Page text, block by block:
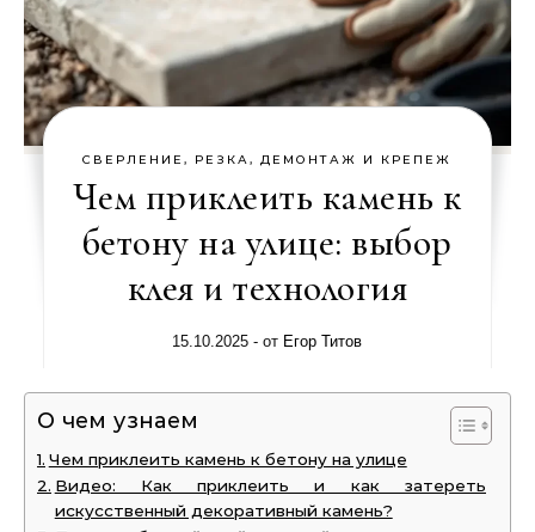
СВЕРЛЕНИЕ, РЕЗКА, ДЕМОНТАЖ И КРЕПЕЖ
Чем приклеить камень к
бетону на улице: выбор
клея и технология
15.10.2025 - от Егор Титов
О чем узнаем
Чем приклеить камень к бетону на улице
Видео: Как приклеить и как затереть
искусственный декоративный камень?